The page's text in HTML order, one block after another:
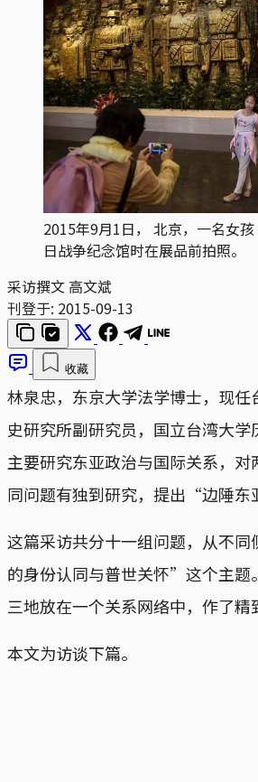
2015年9月1日， 北京，一名女
日战争纪念馆时在展品前拍照。
采访撰文 高文斌
刊登于: 2015-09-13
收藏
林泉忠，东京大学法学博士，现
史研究所副研究员，国立台湾大学
主要研究东亚政治与国际关系，对
同问题有独到研究，提出“边陲东
这篇采访共分十一组问题，从不
的身份认同与普世关怀”这个主题
三地放在一个关系网络中，作了精
本文为访谈下篇。